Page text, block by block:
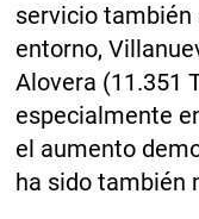
servicio también
entorno,
Alovera (11.351
especialmente
el aumento
ha sido también